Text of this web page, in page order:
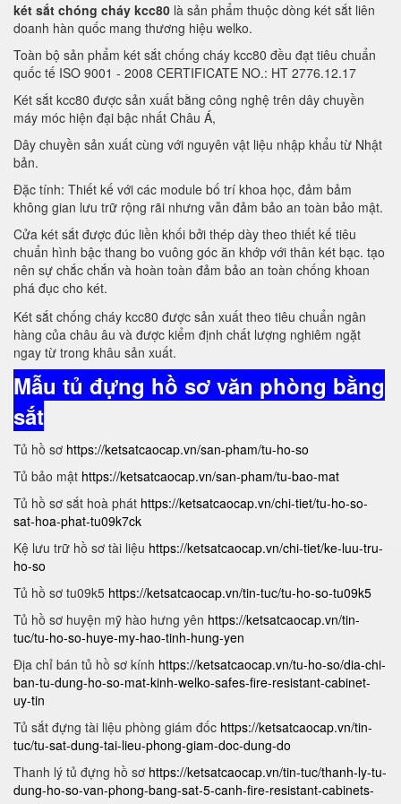
két sắt chóng cháy kcc80 là sản phẩm thuộc dòng két sắt liên
doanh hàn quốc mang thương hiệu welko.
Toàn bộ sản phẩm két sắt chống cháy kcc80 đều đạt tiêu chuẩn
quốc tế ISO 9001 - 2008 CERTIFICATE NO.: HT 2776.12.17
Két sắt kcc80 được sản xuất bằng công nghệ trên dây chuyền
máy móc hiện đại bậc nhất Châu Á,
Dây chuyền sản xuất cùng với nguyên vật liệu nhập khẩu từ Nhật
bản.
Đặc tính: Thiết kế với các module bố trí khoa học, đảm bảm
không gian lưu trữ rộng rãi nhưng vẫn đảm bảo an toàn bảo mật.
Cửa két sắt được đúc liền khối bởi thép dày theo thiết kế tiêu
chuẩn hình bậc thang bo vuông góc ăn khớp với thân két bạc. tạo
nên sự chắc chắn và hoàn toàn đảm bảo an toàn chống khoan
phá đục cho két.
Két sắt chống cháy kcc80 được sản xuất theo tiêu chuẩn ngân
hàng của châu âu và được kiểm định chất lượng nghiêm ngặt
ngay từ trong khâu sản xuất.
Mẫu tủ đựng hồ sơ văn phòng bằng
sắt
Tủ hồ sơ https://ketsatcaocap.vn/san-pham/tu-ho-so
Tủ bảo mật https://ketsatcaocap.vn/san-pham/tu-bao-mat
Tủ hồ sơ sắt hoà phát https://ketsatcaocap.vn/chi-tiet/tu-ho-so-
sat-hoa-phat-tu09k7ck
Kệ lưu trữ hồ sơ tài liệu https://ketsatcaocap.vn/chi-tiet/ke-luu-tru-
ho-so
Tủ hồ sơ tu09k5 https://ketsatcaocap.vn/tin-tuc/tu-ho-so-tu09k5
Tủ hồ sơ huyện mỹ hào hưng yên https://ketsatcaocap.vn/tin-
tuc/tu-ho-so-huye-my-hao-tinh-hung-yen
Địa chỉ bán tủ hồ sơ kính https://ketsatcaocap.vn/tu-ho-so/dia-chi-
ban-tu-dung-ho-so-mat-kinh-welko-safes-fire-resistant-cabinet-
uy-tin
Tủ sắt đựng tài liệu phòng giám đốc https://ketsatcaocap.vn/tin-
tuc/tu-sat-dung-tai-lieu-phong-giam-doc-dung-do
Thanh lý tủ đựng hồ sơ https://ketsatcaocap.vn/tin-tuc/thanh-ly-tu-
dung-ho-so-van-phong-bang-sat-5-canh-fire-resistant-cabinets-